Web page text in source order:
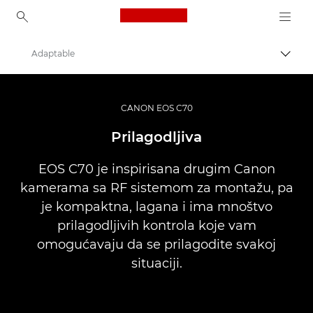
Canon Logo, back to
Video kamere i kamkorderi
Adaptable
CANON EOS C70
Prilagodljiva
EOS C70 je inspirisana drugim Canon
kamerama sa RF sistemom za montažu, pa
je kompaktna, lagana i ima mnoštvo
prilagodljivih kontrola koje vam
omogućavaju da se prilagodite svakoj
situaciji.